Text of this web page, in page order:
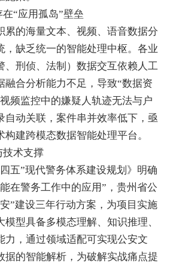
“应用孤岛”壁垒
累的海量文本、视频、语音数据分
，缺乏统一的智能处理中枢。各业
、刑侦、法制）数据交互依赖人工
融合分析能力不足，导致“数据资
频监控中的嫌疑人轨迹无法与户
自动关联，案件串并效率低下，亟
构建跨模态数据智能处理平台。
技术支撑
五”现代警务体系建设规划》明确
在警务工作中的应用”，贵州省公
”建设三年行动方案，为项目实施
模型具备多模态理解、知识推理、
力，通过领域适配可实现公安文
据的智能解析，为破解实战痛点提